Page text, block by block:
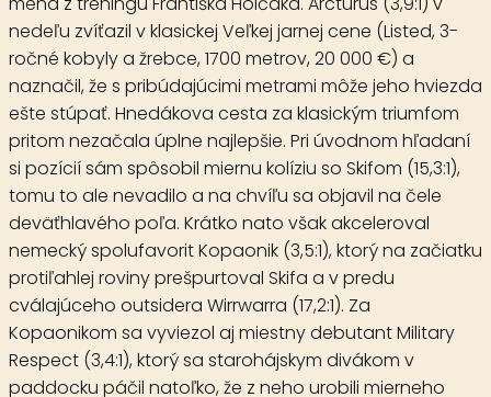
nedeľu zvíťazil v klasickej Veľkej jarnej cene (Listed, 3-
ročné kobyly a žrebce, 1700 metrov, 20 000 €) a
naznačil, že s pribúdajúcimi metrami môže jeho hviezda
ešte stúpať. Hnedákova cesta za klasickým triumfom
pritom nezačala úplne najlepšie. Pri úvodnom hľadaní
si pozícií sám spôsobil miernu kolíziu so Skifom (15,3:1),
tomu to ale nevadilo a na chvíľu sa objavil na čele
deväťhlavého poľa. Krátko nato však akceleroval
nemecký spolufavoritKopaonik (3,5:1), ktorý na začiatku
protiľahlej roviny prešpurtoval Skifa a v predu
cválajúceho outsidera Wirrwarra (17,2:1). Za
Kopaonikom sa vyviezol aj miestny debutantMilitary
Respect (3,4:1), ktorý sa starohájskym divákom v
paddocku páčil natoľko, že z neho urobili mierneho